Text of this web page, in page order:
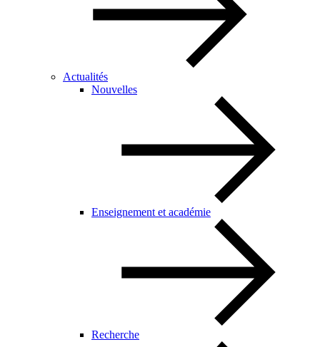
Actualités
Nouvelles
Enseignement et académie
Recherche